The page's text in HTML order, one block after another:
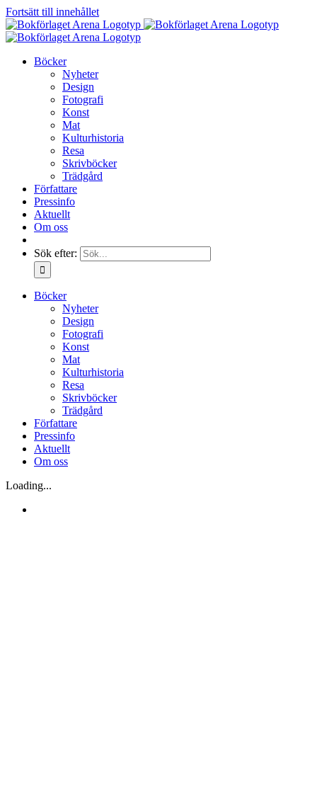
Fortsätt till innehållet
Böcker
Nyheter
Design
Fotografi
Konst
Mat
Kulturhistoria
Resa
Skrivböcker
Trädgård
Författare
Pressinfo
Aktuellt
Om oss
Sök efter:
Böcker
Nyheter
Design
Fotografi
Konst
Mat
Kulturhistoria
Resa
Skrivböcker
Trädgård
Författare
Pressinfo
Aktuellt
Om oss
Loading...